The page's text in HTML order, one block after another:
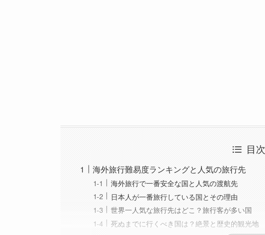
目次
海外旅行難易度ランキングと人気の旅行先
海外旅行で一番安全な国と人気の渡航先
日本人が一番旅行している国とその理由
世界一人気な旅行先はどこ？旅行客が多い国
死ぬまでに行くべき国は？絶景と歴史的観光地